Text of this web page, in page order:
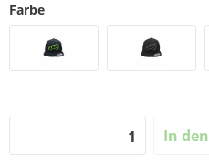
Farbe
In den